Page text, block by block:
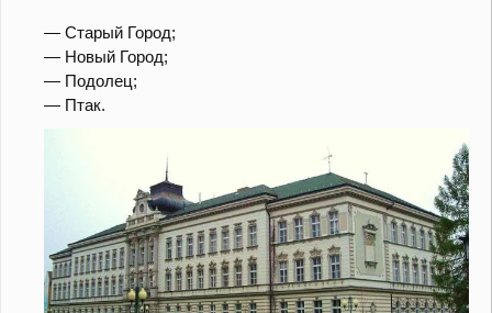
— Старый Город;
— Новый Город;
— Подолец;
— Птак.